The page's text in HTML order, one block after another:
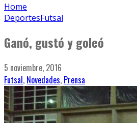
Home
DeportesFutsal
Ganó, gustó y goleó
5 noviembre, 2016
Futsal, Novedades, Prensa